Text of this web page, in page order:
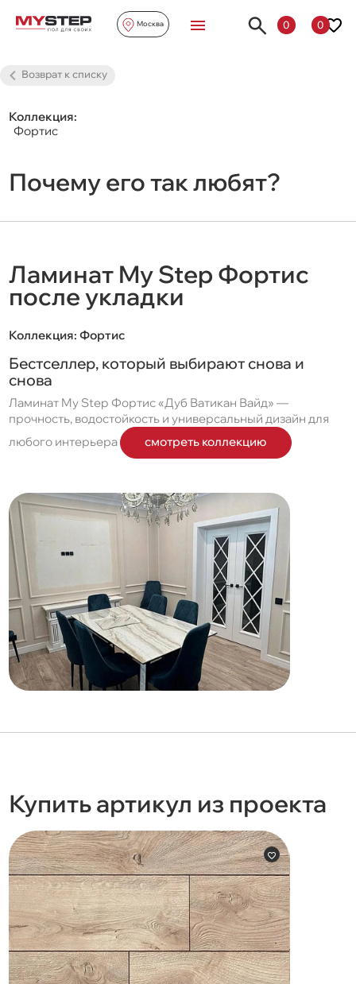
Москва 0 0
Возврат к списку
Коллекция:
Фортис
Почему его так любят?
Ламинат My Step Фортис
после укладки
Коллекция:Фортис
Бестселлер, который выбирают снова и
снова
Ламинат My Step Фортис «Дуб Ватикан Вайд» —
прочность, водостойкость и универсальный дизайн для
любого интерьера
смотреть коллекцию
Купить артикул из проекта